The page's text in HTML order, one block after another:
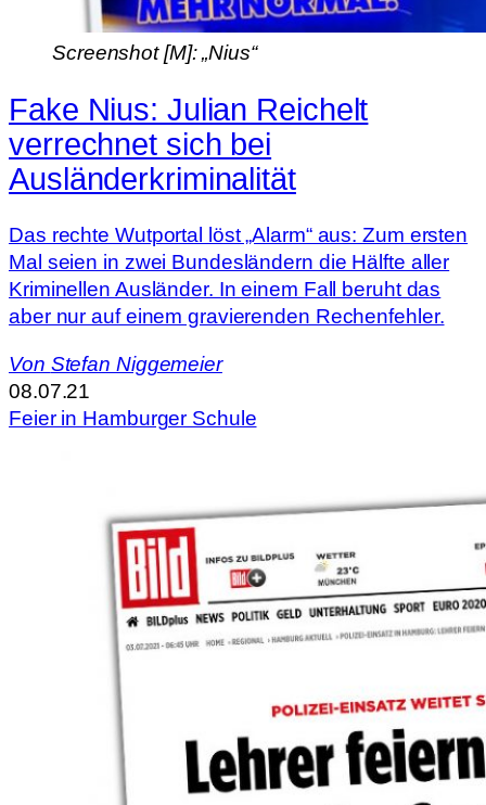
Screenshot [M]: „Nius“
Fake Nius: Julian Reichelt
verrechnet sich bei
Ausländerkriminalität
Das rechte Wutportal löst „Alarm“ aus: Zum ersten
Mal seien in zwei Bundesländern die Hälfte aller
Kriminellen Ausländer. In einem Fall beruht das
aber nur auf einem gravierenden Rechenfehler.
Von Stefan Niggemeier
08.07.21
Feier in Hamburger Schule